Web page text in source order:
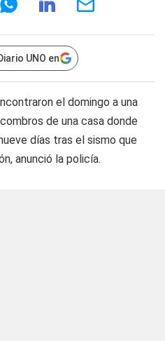
UNO en
el domingo a una
de una casa donde
días tras el sismo que
anunció la policía.